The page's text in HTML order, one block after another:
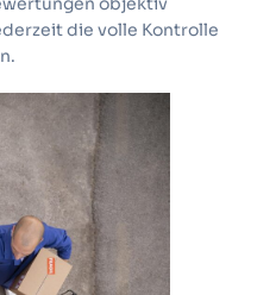
die volle Kontrolle